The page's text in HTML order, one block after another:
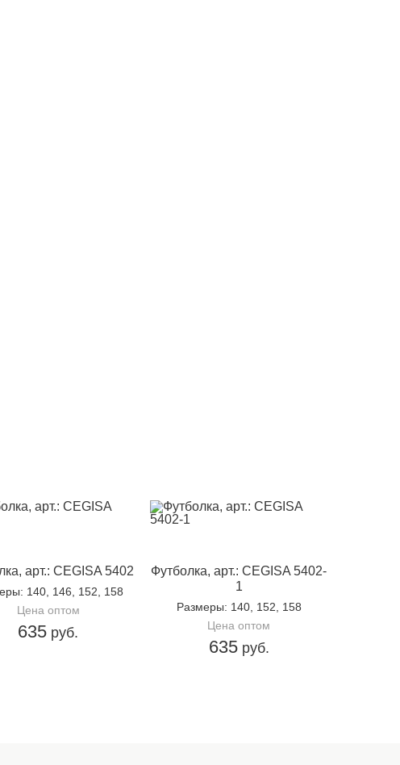
арт.: CEGISA 5402
: 140, 146, 152, 158
Цена оптом
635 руб.
Футболка, арт.: CEGISA 5402-
1
Размеры: 140, 152, 158
Цена оптом
635руб.